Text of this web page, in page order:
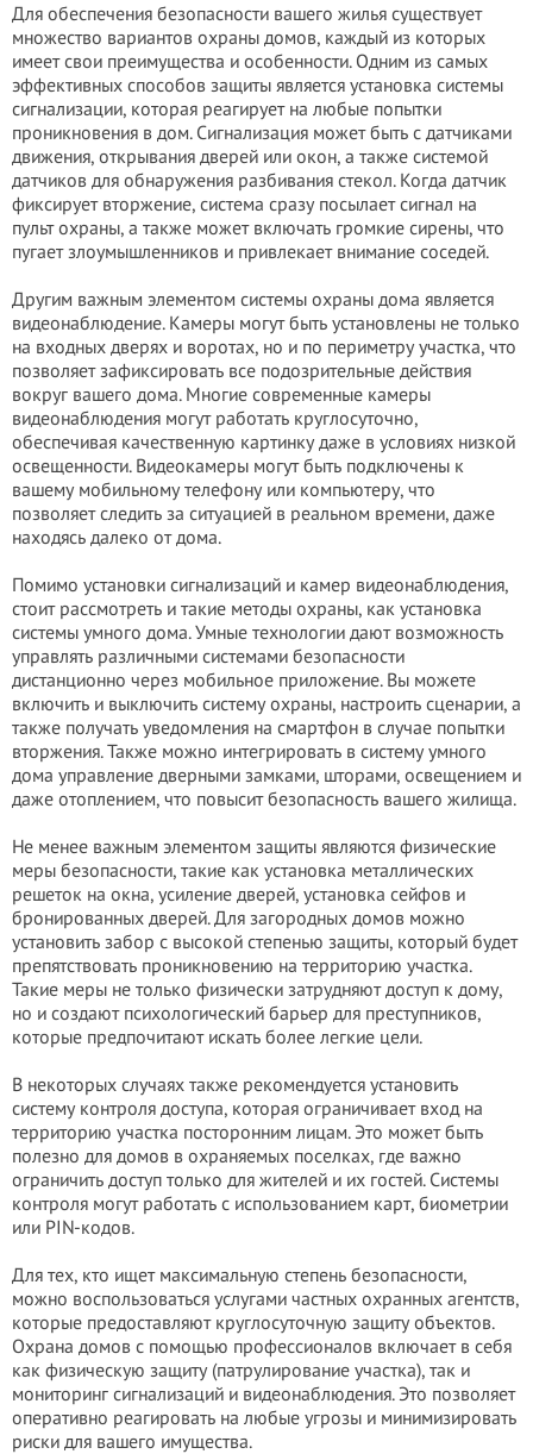
Для обеспечения безопасности вашего жилья существует
множество вариантов охраны домов, каждый из которых
имеет свои преимущества и особенности. Одним из самых
эффективных способов защиты является установка системы
сигнализации, которая реагирует на любые попытки
проникновения в дом. Сигнализация может быть с датчиками
движения, открывания дверей или окон, а также системой
датчиков для обнаружения разбивания стекол. Когда датчик
фиксирует вторжение, система сразу посылает сигнал на
пульт охраны, а также может включать громкие сирены, что
пугает злoyмышленников и привлекает внимание соседей.
Другим важным элементом системы охраны дома является
видеонаблюдение. Камеры могут быть установлены не только
на входных дверях и воротах, но и по периметру участка, что
позволяет зафиксировать все подозрительные действия
вокруг вашего дома. Многие современные камеры
видеонаблюдения могут работать круглосуточно,
обеспечивая качественную картинку даже в условиях низкой
освещенности. Видеокамеры могут быть подключены к
вашему мобильному телефону или компьютеру, что
позволяет следить за ситуацией в реальном времени, даже
находясь далеко от дома.
Помимо установки сигнализаций и камер видеонаблюдения,
стоит рассмотреть и такие методы охраны, как установка
системы умного дома. Умные технологии дают возможность
управлять различными системами безопасности
дистанционно через мобильное приложение. Вы можете
включить и выключить систему охраны, настроить сценарии, а
также получать уведомления на смартфон в случае попытки
втopжения. Также можно интегрировать в систему умного
дома управление дверными замками, шторами, освещением и
даже отоплением, что повысит безопасность вашего жилища.
Не менее важным элементом защиты являются физические
меры безопасности, такие как установка металлических
решеток на окна, усиление дверей, установка сейфов и
бронированных дверей. Для загородных домов можно
установить забор с высокой степенью защиты, который будет
препятствовать проникновению на территорию участка.
Такие меры не только физически затрудняют доступ к дому,
но и создают психологический барьер для пpecтyпников,
которые предпочитают искать более легкие цели.
В некоторых случаях также рекомендуется установить
систему контроля доступа, которая ограничивает вход на
территорию участка посторонним лицам. Это может быть
полезно для домов в охраняемых поселках, где важно
ограничить доступ только для жителей и их гостей. Системы
контроля могут работать с использованием карт, биометрии
или PIN-кодов.
Для тех, кто ищет максимальную степень безопасности,
можно воспользоваться услугами частных охранных агентств,
которые предоставляют круглосуточную защиту объектов.
Охрана домов с помощью профессионалов включает в себя
как физическую защиту (патрулирование участка), так и
мониторинг сигнализаций и видеонаблюдения. Это позволяет
оперативно реагировать на любые угрозы и минимизировать
риски для вашего имущества.